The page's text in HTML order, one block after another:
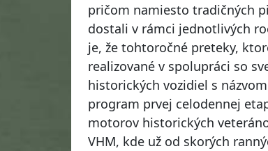
pričom namiesto tradičných
dostali v rámci jednotlivých
je, že tohtoročné preteky,
realizované v spolupráci so
historických vozidiel s
program prvej celodennej
motorov historických
VHM, kde už od skorých